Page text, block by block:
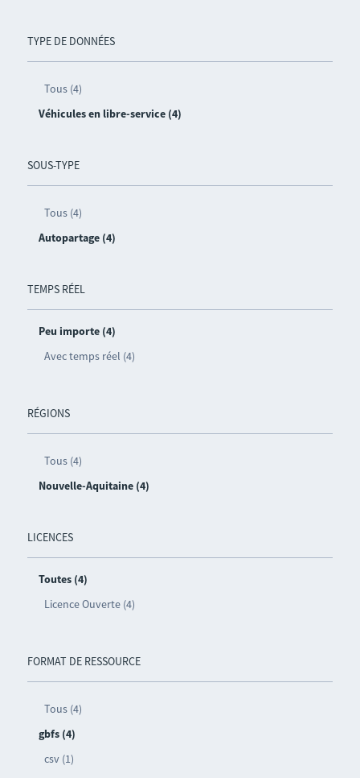
TYPE DE DONNÉES
Tous (4)
Véhicules en libre-service (4)
SOUS-TYPE
Tous (4)
Autopartage (4)
TEMPS RÉEL
Peu importe (4)
Avec temps réel (4)
RÉGIONS
Tous (4)
Nouvelle-Aquitaine (4)
LICENCES
Toutes (4)
Licence Ouverte (4)
FORMAT DE RESSOURCE
Tous (4)
gbfs (4)
csv (1)